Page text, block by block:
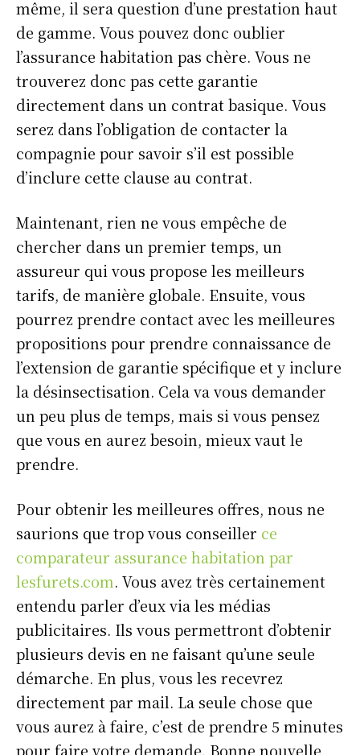
même, il sera question d’une prestation haut
de gamme. Vous pouvez donc oublier
l’assurance habitation pas chère. Vous ne
trouverez donc pas cette garantie
directement dans un contrat basique. Vous
serez dans l’obligation de contacter la
compagnie pour savoir s’il est possible
d’inclure cette clause au contrat.
Maintenant, rien ne vous empêche de
chercher dans un premier temps, un
assureur qui vous propose les meilleurs
tarifs, de manière globale. Ensuite, vous
pourrez prendre contact avec les meilleures
propositions pour prendre connaissance de
l’extension de garantie spécifique et y inclure
la désinsectisation. Cela va vous demander
un peu plus de temps, mais si vous pensez
que vous en aurez besoin, mieux vaut le
prendre.
Pour obtenir les meilleures offres, nous ne
saurions que trop vous conseiller ce
comparateur assurance habitation par
lesfurets.com. Vous avez très certainement
entendu parler d’eux via les médias
publicitaires. Ils vous permettront d’obtenir
plusieurs devis en ne faisant qu’une seule
démarche. En plus, vous les recevrez
directement par mail. La seule chose que
vous aurez à faire, c’est de prendre 5 minutes
pour faire votre demande. Bonne nouvelle,